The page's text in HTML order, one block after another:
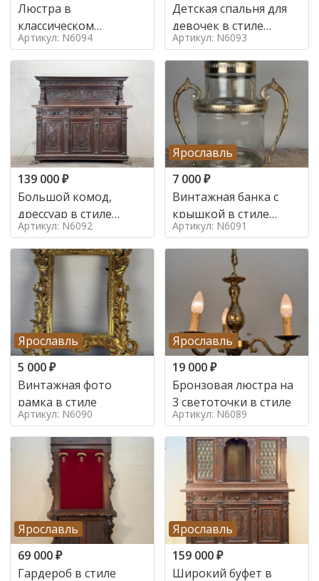
Люстра в
классическом
итальянском стиле на
10 ламп. в стиле
Артикул: N6094
Детская спальня для
девочек в стиле
итальянского барокко
в стиле
Артикул: N6093
139 000₽
Большой комод,
дрессуар в стиле
ренессанс,
Артикул: N6092
Ярославль
7 000₽
Винтажная банка с
крышкой в стиле
Италия,
Артикул: N6091
Ярославль
5 000₽
Винтажная фото
рамка в стиле
Артикул: N6090
Ярославль
19 000₽
Бронзовая люстра на
3 светоточки в стиле
Артикул: N6089
Ярославль
69 000₽
Гардероб в стиле
Ярославль
159 000₽
Широкий буфет в